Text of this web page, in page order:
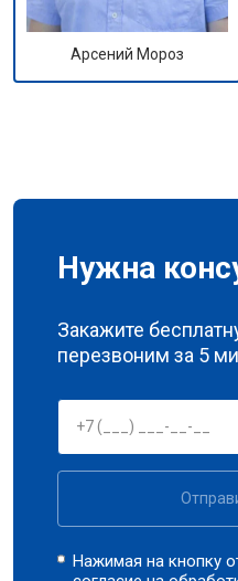
Арсений Мороз
Нужна
Закажите
перезвоним за 5
Нажимая на кнопку